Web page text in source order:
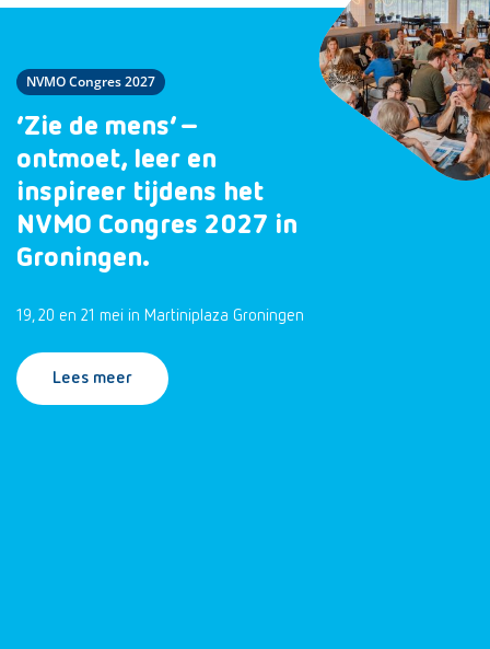
NVMO Congres 2027
‘Zie de mens’ –
ontmoet, leer en
inspireer tijdens het
NVMO Congres 2027 in
Groningen.
19, 20 en 21 mei in Martiniplaza Groningen
Lees meer